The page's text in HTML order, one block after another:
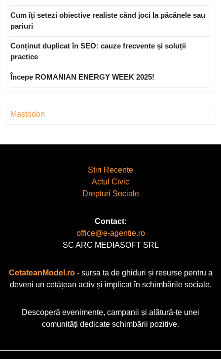
Cum îți setezi obiective realiste când joci la păcănele sau
pariuri
Conținut duplicat în SEO: cauze frecvente și soluții
practice
Începe ROMANIAN ENERGY WEEK 2025!
Mastodon
Stiri Recente
Actul Civic
Drepturi Sociale
Contact:
office@e-agentie.ro
SC ARC MEDIASOFT SRL
CetateanModel.ro- sursa ta de ghiduri și resurse pentru a
deveni un cetățean activ și implicat în schimbările sociale.
Descoperă evenimente, campanii și alătură-te unei
comunități dedicate schimbării pozitive.